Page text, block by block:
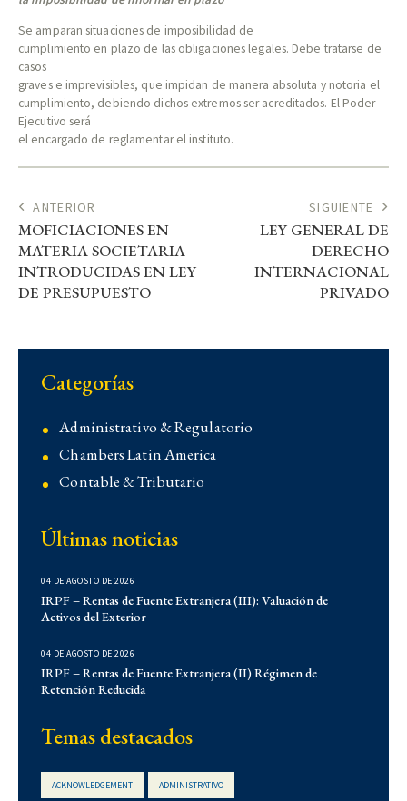
Se amparan situaciones de imposibilidad de
cumplimiento en plazo de las obligaciones legales. Debe tratarse de
casos
graves e imprevisibles, que impidan de manera absoluta y notoria el
cumplimiento, debiendo dichos extremos ser acreditados. El Poder
Ejecutivo será
el encargado de reglamentar el instituto.
ANTERIOR
MOFICIACIONES EN
MATERIA SOCIETARIA
INTRODUCIDAS EN LEY
DE PRESUPUESTO
SIGUIENTE
LEY GENERAL DE
DERECHO
INTERNACIONAL
PRIVADO
Categorías
Administrativo & Regulatorio
Chambers Latin America
Contable & Tributario
Corporativo
Demo
Derecho Administrativo
Institucionales
Laboral
Latin Lawyer 250
Legal Alert
Últimas noticias
04 DE AGOSTO DE 2026
IRPF – Rentas de Fuente Extranjera (III): Valuación de
Activos del Exterior
04 DE AGOSTO DE 2026
IRPF – Rentas de Fuente Extranjera (II) Régimen de
Retención Reducida
Temas destacados
ACKNOWLEDGEMENT ADMINISTRATIVO